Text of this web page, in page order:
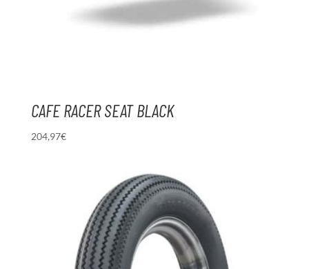
CAFE RACER SEAT BLACK
204,97€